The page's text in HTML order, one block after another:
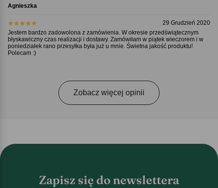
Agnieszka
29 Grudzień 2020
Jestem bardzo zadowolona z zamówienia. W okresie przedświątecznym
błyskawiczny czas realizacji i dostawy. Zamówiłam w piątek wieczorem i w
poniedziałek rano przesyłka była już u mnie. Świetna jakość produktu!
Polecam :)
Zobacz więcej opinii
Zapisz się do newslettera